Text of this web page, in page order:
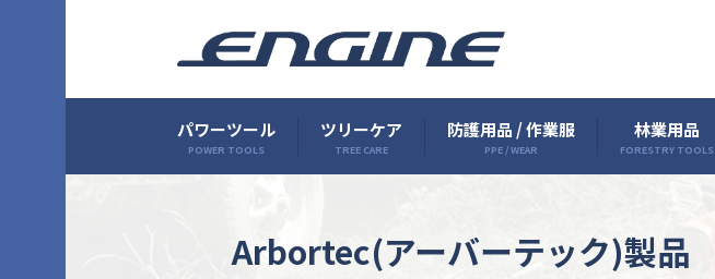
パワーツール
POWER TOOLS
ツリーケア
TREE CARE
防護用品 / 作業服
PPE / WEAR
林業用品
FORESTRY TOOLS
Arbortec(アーバーテック)製品